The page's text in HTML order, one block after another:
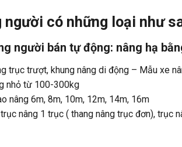
người có những loại như
người bán tự động: nâng hạ
trục trượt, khung nâng di động – Mẫu xe
nhỏ từ 100-300kg
nâng 6m, 8m, 10m, 12m, 14m, 16m
nâng 1 trục ( thang nâng trục đơn), trục